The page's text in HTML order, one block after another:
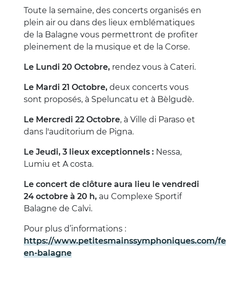
Toute la semaine, des concerts organisés en
plein air ou dans des lieux emblématiques
de la Balagne vous permettront de profiter
pleinement de la musique et de la Corse.
Le Lundi 20 Octobre, rendez vous à Cateri.
Le Mardi 21 Octobre, deux concerts vous
sont proposés, à Speluncatu et à Bèlgudè.
Le Mercredi 22 Octobre, à Ville di Paraso et
dans l'auditorium de Pigna.
Le Jeudi, 3 lieux exceptionnels : Nessa,
Lumiu et A costa.
Le concert de clôture aura lieu le vendredi
24 octobre à 20 h, au Complexe Sportif
Balagne de Calvi.
Pour plus d’informations :
https://www.petitesmainssymphoniques.com/
en-balagne